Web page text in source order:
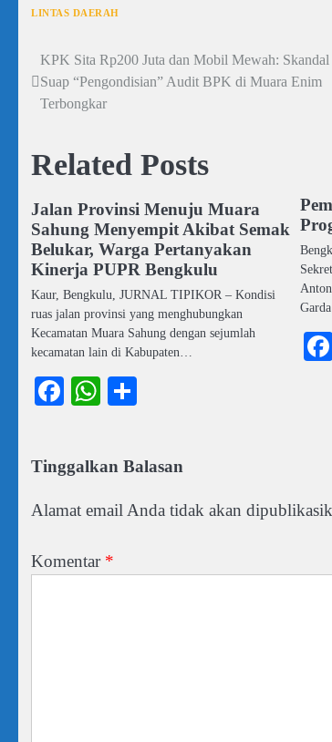
LINTAS DAERAH
Navigasi
pos
KPK Sita Rp200 Juta dan Mobil Mewah: Skandal
Suap “Pengondisian” Audit BPK di Muara Enim
Terbongkar
Related Posts
Jalan Provinsi Menuju Muara
Sahung Menyempit Akibat Semak
Belukar, Warga Pertanyakan
Kinerja PUPR Bengkulu
Kaur, Bengkulu, JURNAL TIPIKOR – Kondisi
ruas jalan provinsi yang menghubungkan
Kecamatan Muara Sahung dengan sejumlah
kecamatan lain di Kabupaten…
Facebook
WhatsApp
Tinggalkan Balasan
Alamat email Anda tidak akan
Komentar *